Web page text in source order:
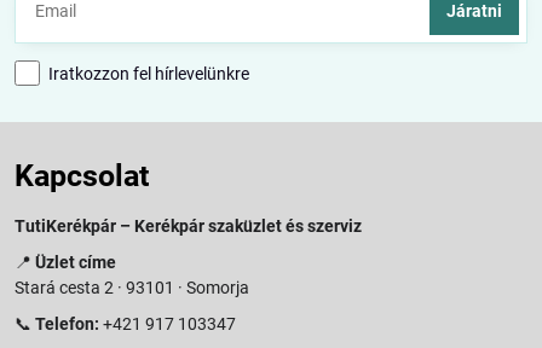
Járatni
Iratkozzon fel hírlevelünkre
Kapcsolat
TutiKerékpár – Kerékpár szaküzlet és szerviz
📍 Üzlet címe
Stará cesta 2 · 93101 · Somorja
📞 Telefon: +421 917 103347